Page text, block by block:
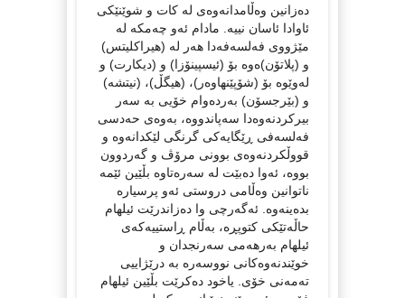
دەزانین وەڵامدانەوەی لە کات و شوێنێکی
ئاوادا ئاسان نییە. مادام ئەو چەمکە لە
مێژووی فەلسەفەدا هەر لە (هیراکلیتس)
و (پلاتۆن)ەوە بۆ (ئیسپینۆزا) و (دیکارت) و
لەوێوە بۆ (شۆپێنهاوەر)، (هیگڵ)، (نیتشە)
و (بێرجسۆن) بەردەوام خۆیی بە سەر
بیرکردنەوەدا سەپاندووە، بەوەی حەدسی
فەلسەفی ڕێگایەکی گرنگی لێکدانەوە و
قووڵکردنەوەی بوونی مرۆڤ و گەردوون
بووە، ئەوا دەبێت لە سەرەتاوە بڵێین ئێمە
ناتوانین وەڵامی دروستی ئەو پرسیارە
بدەینەوە. ئەگەرچی وا دەزاندرێت ئیلهام
حاڵەتێکی کتوپڕە، بەڵام ڕاستییەکەی
ئیلهام بەرهەمی سەرنجدان و
خوێندنەوەکانی نووسەرە بە درێژاییی
تەمەنی خۆی. یاخود دەکرێت بڵێین ئیلهام